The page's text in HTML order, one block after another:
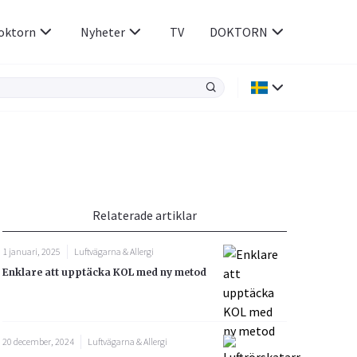
Rökavvänjning
Rörelseapparaten
Sex & Samliv
Sömn & Stress
Nyheter TV DOKTORN
Relaterade artiklar
1 januari, 2025
Luftvägarna & Allergi
Enklare att upptäcka KOL med ny metod
20 december, 2024
Luftvägarna & Allergi